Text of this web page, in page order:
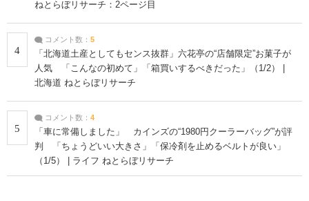
ねとらぼリサーチ：2ページ目
4
コメント数： 5
「北海道土産としてもセンス抜群」六花亭の“店舗限定”お菓子が
人気 「こんなの初めて」「箱買いするべきだった」（1/2） |
北海道 ねとらぼリサーチ
5
コメント数： 4
「車に常備しました」 カインズの“1980円クーラーバッグ”が評
判 「ちょうどいい大きさ」「保冷剤を止めるベルトが良い」
（1/5） | ライフ ねとらぼリサーチ